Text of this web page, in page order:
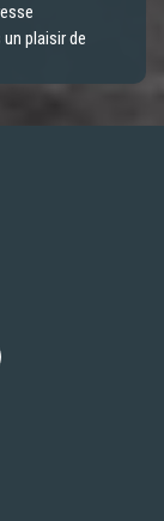
plaisir de